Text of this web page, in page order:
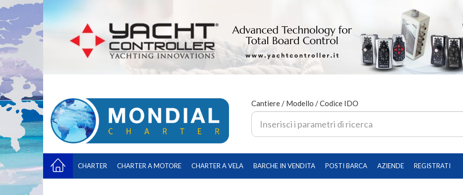
Cantiere / Modello / Codice IDO
CHARTER CHARTER A MOTORE CHARTER A VELA BARCHE IN VENDITA POSTI BARCA AZIENDE REGISTRATI